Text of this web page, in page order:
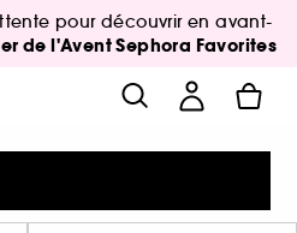
pour découvrir en avant-
de l'Avent Sephora Favorites